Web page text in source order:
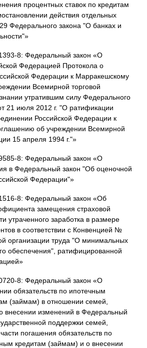
процентных ставок по кредитам
действия отдельных
Федерального закона "О банках и
8: Федеральный закон «О
Федерацией Протокола о
Федерации к Марракешскому
Всемирной торговой
утратившим силу Федерального
21 июля 2012 г. "О ратификации
Российской Федерации к
об учреждении Всемирной
15 апреля 1994 г."»
8: Федеральный закон «О
в Федеральный закон "Об оценочной
Федерации"»
8: Федеральный закон «Об
замещения страховой
утраченного заработка в размере
в соответствии с Конвенцией №
организации труда "О минимальных
обеспечения", ратифицированной
8: Федеральный закон «О
обязательств по ипотечным
(займам) в отношении семей,
внесении изменений в Федеральный
поддержки семей,
погашения обязательств по
кредитам (займам) и о внесении